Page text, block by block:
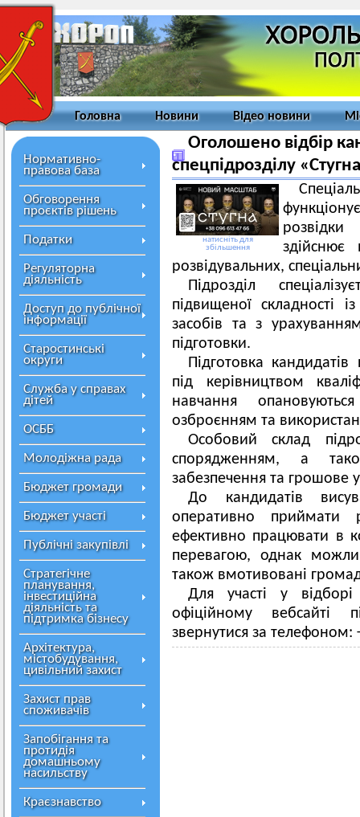
Головна Новини Відео новини
Нормативно-
правова база
Обговорення
проєктів рішень
Податки
Регуляторна
діяльність
Доступ до публічної
інформації
Старостинські
округи
Служба у справах
дітей
ОСББ
Молодіжна рада
Бюджет громади
Бюджет участі
Публічні закупівлі
Стратегічне
планування,
інвестиційна
діяльність та
підтримка бізнесу
Архітектура,
містобудування,
цивільний захист
Захист прав
споживачів
Запобігання та
протидія
домашньому
насильству
Краєзнавство
Оголошено відбір
спецпідрозділу
натисніть для
збільшення
здійснює
розвідувальних,
Підрозділ
підвищеної складності
засобів та з
підготовки.
Підготовка
під керівництвом
навчання
озброєнням та
Особовий склад
спорядженням, а
забезпечення та грошове
До кандидатів
оперативно
ефективно працювати в
перевагою, однак
також вмотивовані
Для участі у
офіційному вебсайті
звернутися за телефоном: